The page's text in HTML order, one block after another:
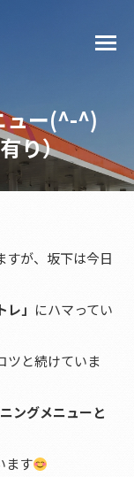
ュー(^-^)
り）
すが、坂下は今日
レ」 にハマってい
ツと続けていま
ングメニューと
ます